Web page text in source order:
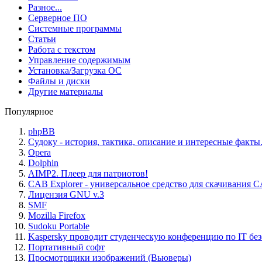
Разное...
Серверное ПО
Системные программы
Статьи
Работа с текстом
Управление содержимым
Установка/Загрузка ОС
Файлы и диски
Другие материалы
Популярное
phpBB
Судоку - история, тактика, описание и интересные факты.
Opera
Dolphin
AIMP2. Плеер для патриотов!
CAB Explorer - универсальное средство для скачивания
Лицензия GNU v.3
SMF
Mozilla Firefox
Sudoku Portable
Kaspersky проводит студенческую конференцию по IT
Портативный софт
Просмотрщики изображений (Вьюверы)